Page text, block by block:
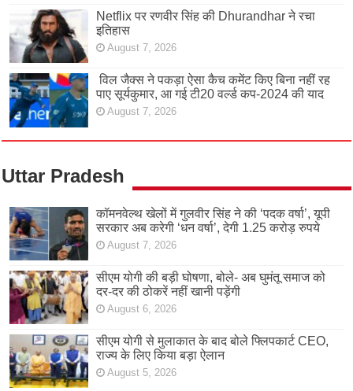
Netflix पर रणवीर सिंह की Dhurandhar ने रचा
इतिहास
August 7, 2026
विल जैक्स ने पकड़ा ऐसा कैच कमेंट किए बिना नहीं रह
पाए सूर्यकुमार, आ गई टी20 वर्ल्ड कप-2024 की याद
August 7, 2026
Uttar Pradesh
कॉमनवेल्थ खेलों में गुलवीर सिंह ने की ‘पदक वर्षा’, यूपी
सरकार अब करेगी ‘धन वर्षा’, देगी 1.25 करोड़ रुपये
August 7, 2026
सीएम योगी की बड़ी घोषणा, बोले- अब घुमंतू समाज को
दर-दर की ठोकरें नहीं खानी पड़ेंगी
August 6, 2026
सीएम योगी से मुलाकात के बाद बोले फ्लिपकार्ट CEO,
राज्य के लिए किया बड़ा ऐलान
August 5, 2026